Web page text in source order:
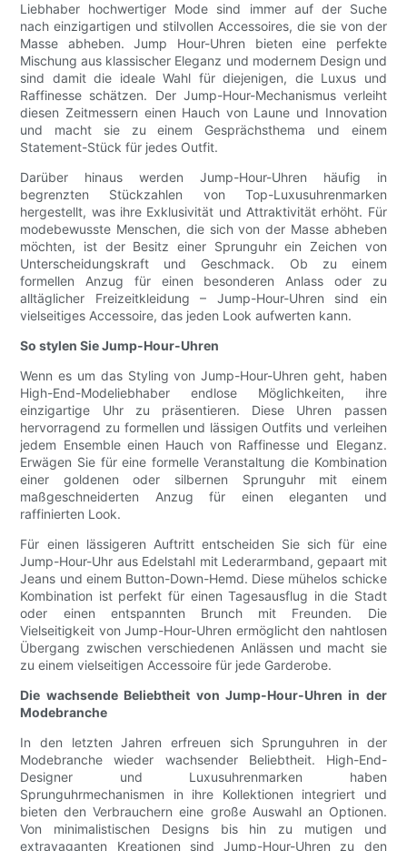
Liebhaber hochwertiger Mode sind immer auf der Suche
nach einzigartigen und stilvollen Accessoires, die sie von der
Masse abheben. Jump Hour-Uhren bieten eine perfekte
Mischung aus klassischer Eleganz und modernem Design und
sind damit die ideale Wahl für diejenigen, die Luxus und
Raffinesse schätzen. Der Jump-Hour-Mechanismus verleiht
diesen Zeitmessern einen Hauch von Laune und Innovation
und macht sie zu einem Gesprächsthema und einem
Statement-Stück für jedes Outfit.
Darüber hinaus werden Jump-Hour-Uhren häufig in
begrenzten Stückzahlen von Top-Luxusuhrenmarken
hergestellt, was ihre Exklusivität und Attraktivität erhöht. Für
modebewusste Menschen, die sich von der Masse abheben
möchten, ist der Besitz einer Sprunguhr ein Zeichen von
Unterscheidungskraft und Geschmack. Ob zu einem
formellen Anzug für einen besonderen Anlass oder zu
alltäglicher Freizeitkleidung – Jump-Hour-Uhren sind ein
vielseitiges Accessoire, das jeden Look aufwerten kann.
So stylen Sie Jump-Hour-Uhren
Wenn es um das Styling von Jump-Hour-Uhren geht, haben
High-End-Modeliebhaber endlose Möglichkeiten, ihre
einzigartige Uhr zu präsentieren. Diese Uhren passen
hervorragend zu formellen und lässigen Outfits und verleihen
jedem Ensemble einen Hauch von Raffinesse und Eleganz.
Erwägen Sie für eine formelle Veranstaltung die Kombination
einer goldenen oder silbernen Sprunguhr mit einem
maßgeschneiderten Anzug für einen eleganten und
raffinierten Look.
Für einen lässigeren Auftritt entscheiden Sie sich für eine
Jump-Hour-Uhr aus Edelstahl mit Lederarmband, gepaart mit
Jeans und einem Button-Down-Hemd. Diese mühelos schicke
Kombination ist perfekt für einen Tagesausflug in die Stadt
oder einen entspannten Brunch mit Freunden. Die
Vielseitigkeit von Jump-Hour-Uhren ermöglicht den nahtlosen
Übergang zwischen verschiedenen Anlässen und macht sie
zu einem vielseitigen Accessoire für jede Garderobe.
Die wachsende Beliebtheit von Jump-Hour-Uhren in der
Modebranche
In den letzten Jahren erfreuen sich Sprunguhren in der
Modebranche wieder wachsender Beliebtheit. High-End-
Designer und Luxusuhrenmarken haben
Sprunguhrmechanismen in ihre Kollektionen integriert und
bieten den Verbrauchern eine große Auswahl an Optionen.
Von minimalistischen Designs bis hin zu mutigen und
extravaganten Kreationen sind Jump-Hour-Uhren zu den